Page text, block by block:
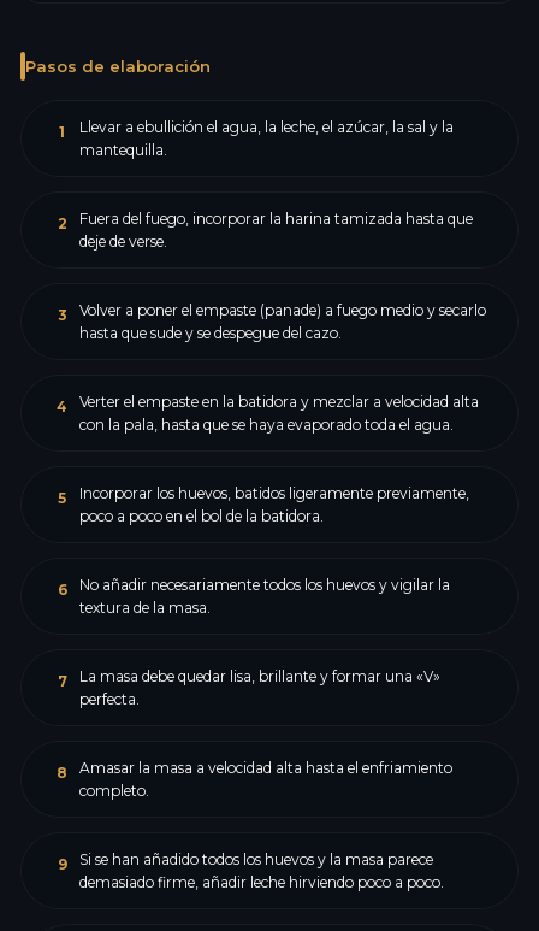
Pasos de elaboración
1
Llevar a ebullición el agua, la leche, el azúcar, la sal y la
mantequilla.
2
Fuera del fuego, incorporar la harina tamizada hasta que
deje de verse.
3
Volver a poner el empaste (panade) a fuego medio y secarlo
hasta que sude y se despegue del cazo.
4
Verter el empaste en la batidora y mezclar a velocidad alta
con la pala, hasta que se haya evaporado toda el agua.
5
Incorporar los huevos, batidos ligeramente previamente,
poco a poco en el bol de la batidora.
6
No añadir necesariamente todos los huevos y vigilar la
textura de la masa.
7
La masa debe quedar lisa, brillante y formar una «V»
perfecta.
8
Amasar la masa a velocidad alta hasta el enfriamiento
completo.
9
Si se han añadido todos los huevos y la masa parece
demasiado firme, añadir leche hirviendo poco a poco.